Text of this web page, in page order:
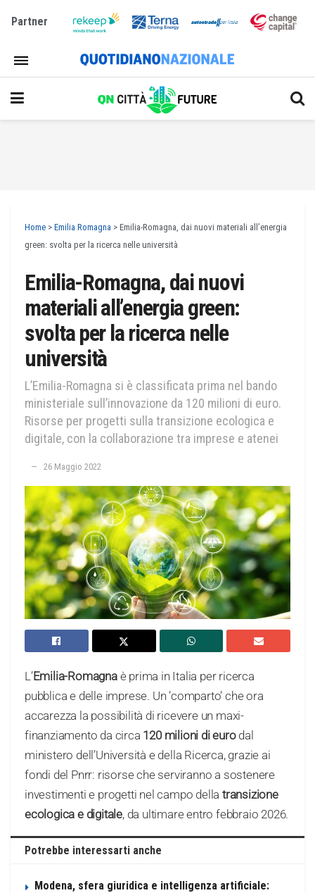
Partner
Home > Emilia Romagna > Emilia-Romagna, dai nuovi materiali all’energia
green: svolta per la ricerca nelle università
Emilia-Romagna, dai nuovi
materiali all’energia green:
svolta per la ricerca nelle
università
L’Emilia-Romagna si è classificata prima nel bando
ministeriale sull’innovazione da 120 milioni di euro.
Risorse per progetti sulla transizione ecologica e
digitale, con la collaborazione tra imprese e atenei
26 Maggio 2022
L’Emilia-Romagnaè prima in Italia per ricerca
pubblica e delle imprese. Un ’comparto’ che ora
accarezza la possibilità di ricevere un maxi-
finanziamento da circa 120 milioni di eurodal
ministero dell’Università e della Ricerca, grazie ai
fondi del Pnrr: risorse che serviranno a sostenere
investimenti e progetti nel campo dellatransizione
ecologica e digitale, da ultimare entro febbraio 2026.
Potrebbe interessarti anche
Modena, sfera giuridica e intelligenza artificiale: